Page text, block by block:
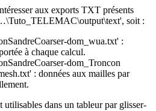
aux exports TXT présents
soit :
dom_wua.txt' :
à chaque calcul.
dom_Troncon
: données aux mailles par
utilisables dans un tableur par glisser-